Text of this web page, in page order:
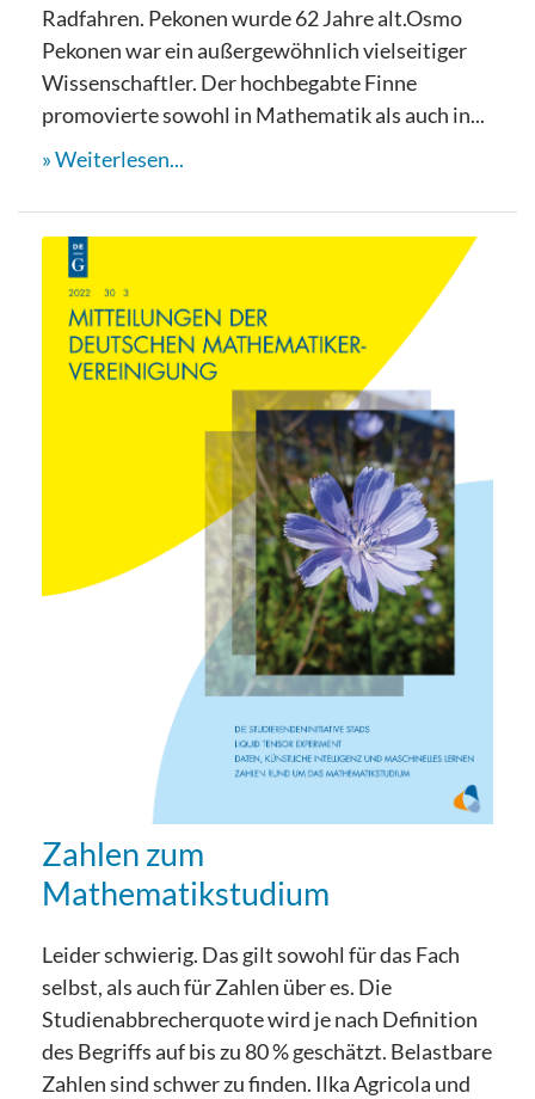
Radfahren. Pekonen wurde 62 Jahre alt.Osmo
Pekonen war ein außergewöhnlich vielseitiger
Wissenschaftler. Der hochbegabte Finne
promovierte sowohl in Mathematik als auch in...
Weiterlesen...
Zahlen zum
Mathematikstudium
Leider schwierig. Das gilt sowohl für das Fach
selbst, als auch für Zahlen über es. Die
Studienabbrecherquote wird je nach Definition
des Begriffs auf bis zu 80 % geschätzt. Belastbare
Zahlen sind schwer zu finden. Ilka Agricola und